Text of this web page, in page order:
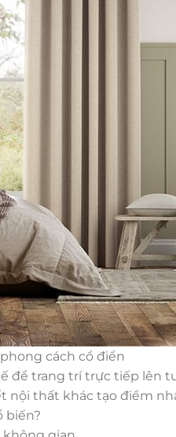
cách cổ điển
trang trí trực tiếp lên
nội thất khác tạo điểm
biến?